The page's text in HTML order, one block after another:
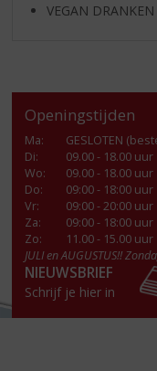
VEGAN DRANKEN
Openingstijden
Ma:
GESLOTEN
Di:
09.00 - 18.00 uur
Wo:
09.00 - 18.00 uur
Do:
09:00 - 18:00 uur
Vr:
09:00 - 20:00 uur
Za:
09:00 - 18:00 uur
Zo:
11.00 - 15.00 uur
JULI en AUGUSTUS!!
NIEUWSBRIEF
Schrijf je hier in